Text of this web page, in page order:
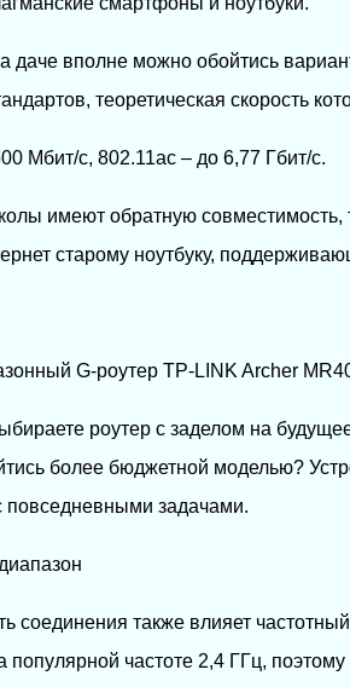
даче вполне можно обойтись
теоретическая скорость
Мбит/с, 802.11ас – до 6,77 Гбит/с.
имеют обратную совместимость,
старому ноутбуку,
G-роутер TP-LINK Archer
роутер с заделом на
более бюджетной моделью?
повседневными задачами.
соединения также влияет
популярной частоте 2,4 ГГц,